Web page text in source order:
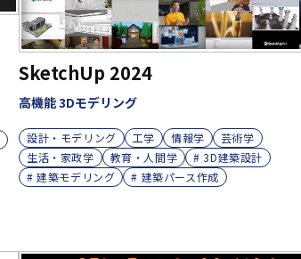
SketchUp 2024
高機能 3Dモデリング
設計・モデリング 工学 情報学
芸術学
生活・家政学
教育・人間学
# 3D建築設計
# 建築モデリング
# 建築パース作成